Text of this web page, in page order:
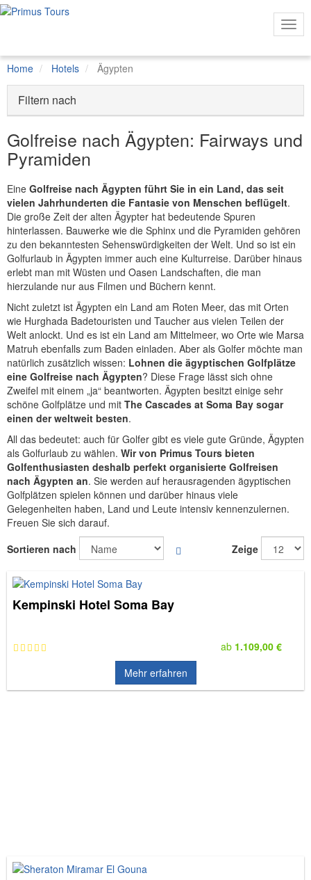
Home Hotels Ägypten
Filtern nach
LAND: Ägypten
REGION:
Hurghada
Golfreise nach Ägypten: Fairways und
Pyramiden
Eine Golfreise nach Ägypten führt Sie in ein Land, das seit
vielen Jahrhunderten die Fantasie von Menschen beflügelt.
Die große Zeit der alten Ägypter hat bedeutende Spuren
hinterlassen. Bauwerke wie die Sphinx und die Pyramiden gehören
zu den bekanntesten Sehenswürdigkeiten der Welt. Und so ist ein
Golfurlaub in Ägypten immer auch eine Kulturreise. Darüber hinaus
erlebt man mit Wüsten und Oasen Landschaften, die man
hierzulande nur aus Filmen und Büchern kennt.
Nicht zuletzt ist Ägypten ein Land am Roten Meer, das mit Orten
wie Hurghada Badetouristen und Taucher aus vielen Teilen der
Welt anlockt. Und es ist ein Land am Mittelmeer, wo Orte wie Marsa
Matruh ebenfalls zum Baden einladen. Aber als Golfer möchte man
natürlich zusätzlich wissen: Lohnen die ägyptischen Golfplätze
eine Golfreise nach Ägypten? Diese Frage lässt sich ohne
Zweifel mit einem „ja“ beantworten. Ägypten besitzt einige sehr
schöne Golfplätze und mit The Cascades at Soma Bay sogar
einen der weltweit besten.
All das bedeutet: auch für Golfer gibt es viele gute Gründe, Ägypten
als Golfurlaub zu wählen. Wir von Primus Tours bieten
Golfenthusiasten deshalb perfekt organisierte Golfreisen
nach Ägypten an. Sie werden auf herausragenden ägyptischen
Golfplätzen spielen können und darüber hinaus viele
Gelegenheiten haben, Land und Leute intensiv kennenzulernen.
Freuen Sie sich darauf.
Sortieren nach
6
Zeige
Kempinski Hotel Soma Bay
ab 1.109,00 €
Mehr erfahren